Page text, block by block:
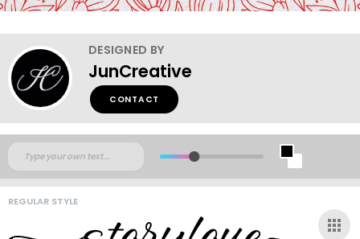
DESIGNED BY
JunCreative
CONTACT
REGULAR STYLE